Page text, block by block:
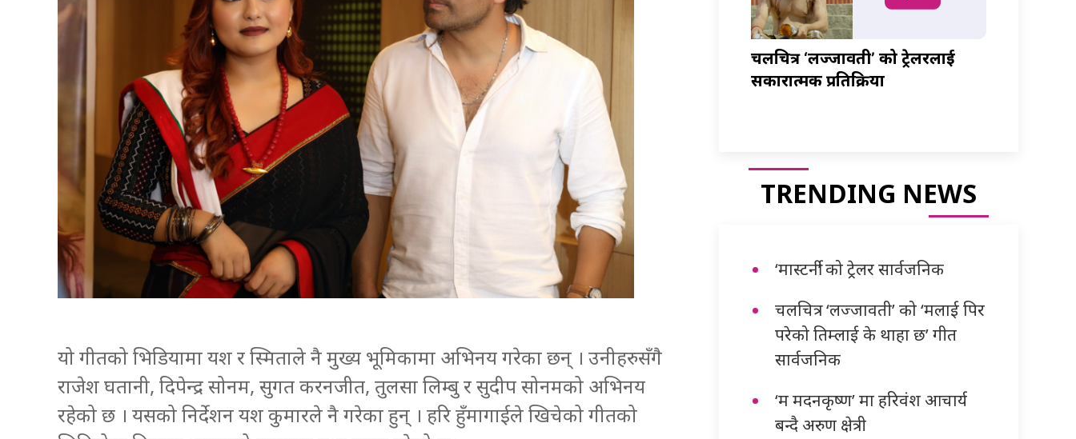
यो गीतको भिडियामा यश र स्मिताले नै मुख्य भूमिकामा अभिनय गरेका छन् । उनीहरुसँगै
राजेश घतानी, दिपेन्द्र सोनम, सुगत करनजीत, तुलसा लिम्बु र सुदीप सोनमको अभिनय
रहेको छ । यसको निर्देशन यश कुमारले नै गरेका हुन् । हरि हुँमागाईले खिचेको गीतको
चलचित्र ‘लज्जावती’ को ट्रेलरलाई
सकारात्मक प्रतिक्रिया
TRENDING NEWS
‘मास्टर्नी’ को ट्रेलर सार्वजनिक
चलचित्र ‘लज्जावती’ को ‘मलाई पिर
परेको तिम्लाई के थाहा छ’ गीत
सार्वजनिक
‘म मदनकृष्ण’ मा हरिवंश आचार्य
बन्दै अरुण क्षेत्री